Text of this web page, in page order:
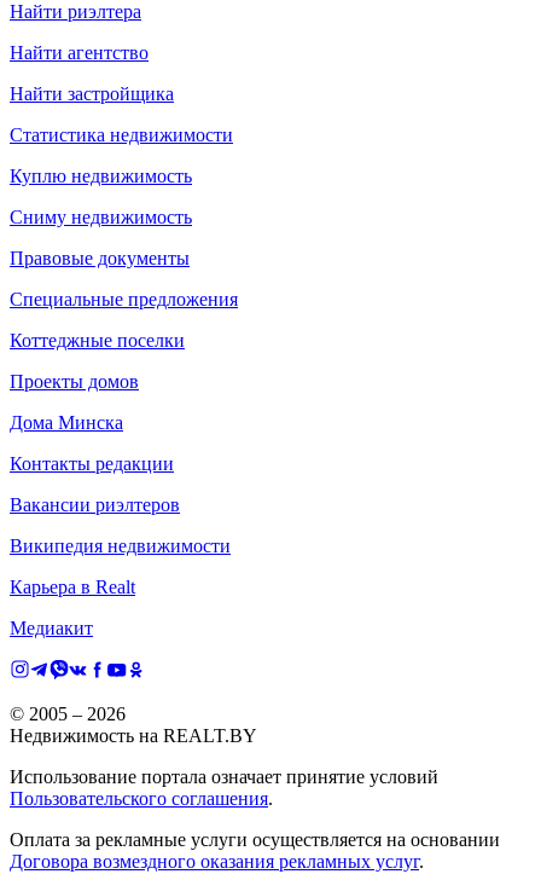
Найти риэлтера
Найти агентство
Найти застройщика
Статистика недвижимости
Куплю недвижимость
Сниму недвижимость
Правовые документы
Специальные предложения
Коттеджные поселки
Проекты домов
Дома Минска
Контакты редакции
Вакансии риэлтеров
Википедия недвижимости
Карьера в Realt
Медиакит
© 2005 – 2026
Недвижимость на REALT.BY
Использование портала означает принятие условий
Пользовательского соглашения.
Оплата за рекламные услуги осуществляется на основании
Договора возмездного оказания рекламных услуг.